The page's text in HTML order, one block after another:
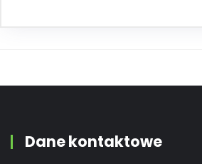
Dane kontaktowe